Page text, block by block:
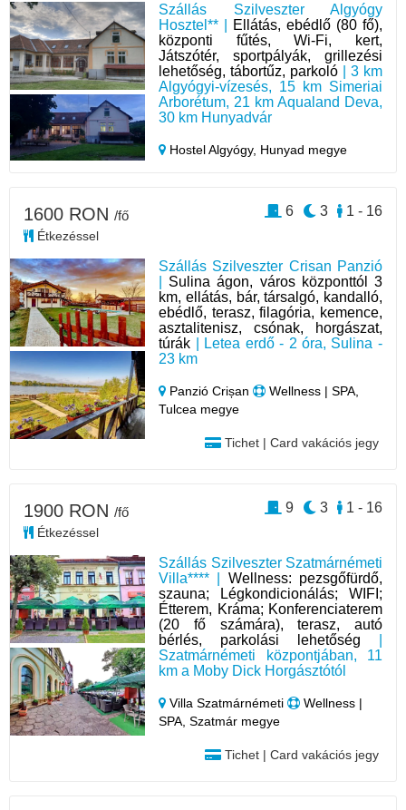
Szállás Szilveszter Algyógy
Hosztel** |
Ellátás, ebédlő (80 fő),
központi fűtés, Wi-Fi, kert,
Játszótér, sportpályák, grillezési
lehetőség, tábortűz, parkoló | 3 km
Algyógyi-vízesés, 15 km Simeriai
Arborétum, 21 km Aqualand Deva,
30 km Hunyadvár
Hostel Algyógy, Hunyad megye
Szállás Szilveszter Crisan Panzió
Sulina ágon, város központtól 3
km, ellátás, bár, társalgó, kandalló,
ebédlő, terasz, filagória, kemence,
asztalitenisz, csónak, horgászat,
túrák | Letea erdő - 2 óra, Sulina -
23 km
Panzió Crișan
Wellness | SPA,
Tulcea megye
Tichet | Card vakációs jegy
1600 RON /fő
Étkezéssel
1 - 16
3
6
Szállás Szilveszter Szatmárnémeti
Villa**** | Wellness: pezsgőfürdő,
szauna; Légkondicionálás; WIFI;
Étterem, Kráma; Konferenciaterem
(20 fő számára), terasz, autó
bérlés, parkolási lehetőség
Szatmárnémeti központjában, 11
km a Moby Dick Horgásztótól
Villa Szatmárnémeti
Wellness |
SPA, Szatmár megye
Tichet | Card vakációs jegy
1900 RON /fő
Étkezéssel
1 - 16
3
9